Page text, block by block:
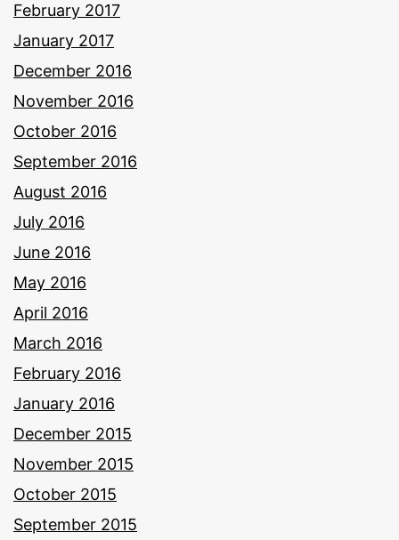
February 2017
January 2017
December 2016
November 2016
October 2016
September 2016
August 2016
July 2016
June 2016
May 2016
April 2016
March 2016
February 2016
January 2016
December 2015
November 2015
October 2015
September 2015